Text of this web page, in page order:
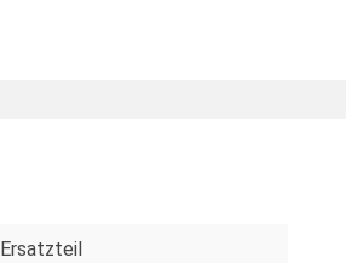
Ersatzteil